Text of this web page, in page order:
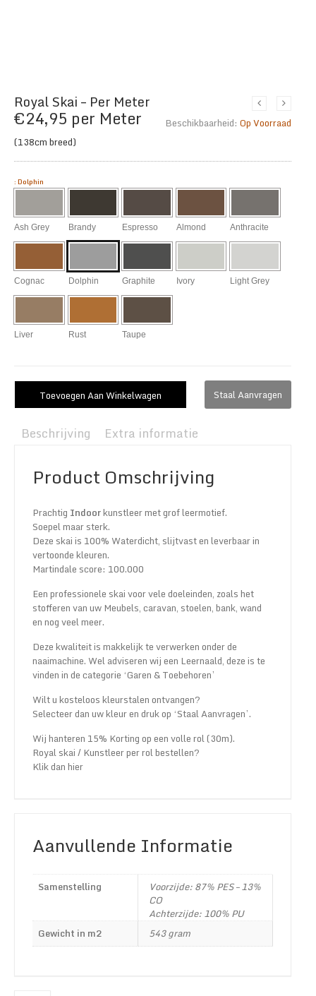
Royal Skai – Per Meter
€24,95 per Meter
(138cm breed)
Beschikbaarheid: Op Voorraad
:Dolphin
Ash Grey Brandy Espresso Almond Anthracite
Cognac Dolphin Graphite Ivory Light Grey
Liver Rust Taupe
Toevoegen Aan Winkelwagen Staal Aanvragen
Beschrijving Extra informatie
Product Omschrijving
Prachtig Indoorkunstleer met grof leermotief.
Soepel maar sterk.
Deze skai is 100% Waterdicht, slijtvast en leverbaar in
vertoonde kleuren.
Martindale score: 100.000
Een professionele skai voor vele doeleinden, zoals het
stofferen van uw Meubels, caravan, stoelen, bank, wand
en nog veel meer.
Deze kwaliteit is makkelijk te verwerken onder de
naaimachine. Wel adviseren wij een Leernaald, deze is te
vinden in de categorie ‘Garen & Toebehoren’
Wilt u kosteloos kleurstalen ontvangen?
Selecteer dan uw kleur en druk op ‘Staal Aanvragen’.
Wij hanteren 15% Korting op een volle rol (30m).
Royal skai / Kunstleer per rol bestellen?
Klik dan hier
Aanvullende Informatie
Samenstelling
Voorzijde: 87% PES – 13%
CO
Achterzijde: 100% PU
Gewicht in m2
543 gram